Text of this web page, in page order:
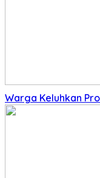
Warga Keluhkan